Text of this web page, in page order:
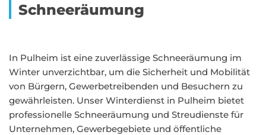
Schneeräumung
In Pulheim ist eine zuverlässige Schneeräumung im
Winter unverzichtbar, um die Sicherheit und Mobilität
von Bürgern, Gewerbetreibenden und Besuchern zu
gewährleisten. Unser Winterdienst in Pulheim bietet
professionelle Schneeräumung und Streudienste für
Unternehmen, Gewerbegebiete und öffentliche